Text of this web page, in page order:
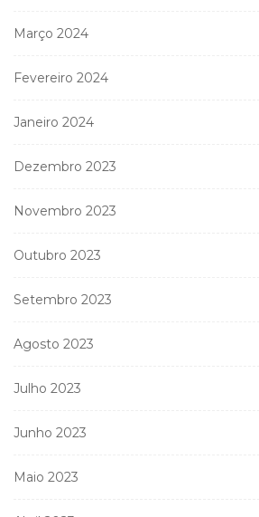
Março 2024
Fevereiro 2024
Janeiro 2024
Dezembro 2023
Novembro 2023
Outubro 2023
Setembro 2023
Agosto 2023
Julho 2023
Junho 2023
Maio 2023